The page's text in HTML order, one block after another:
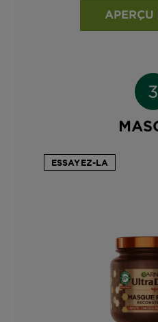
APERÇU
ESSAYEZ-LA